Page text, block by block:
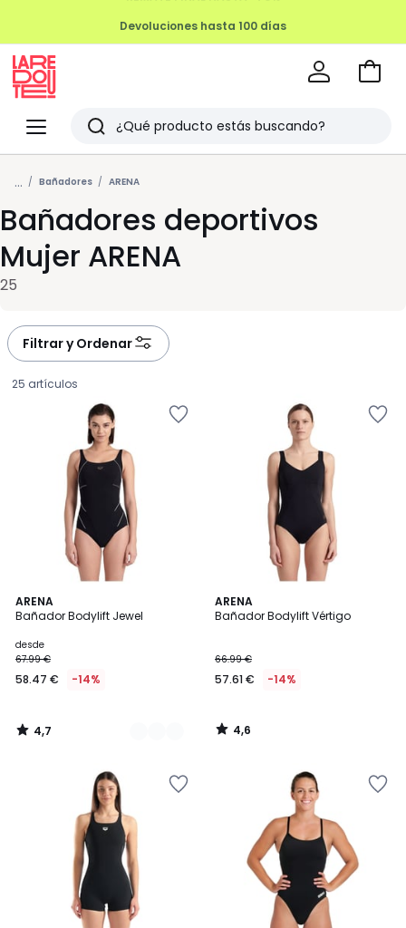
Devoluciones hasta 100 días
Menu
Redoute
Buscar
Últimos
artículos
vistos
Ir
... Bañadores ARENA
Bañadores deportivos
Mujer ARENA
25
Filtrar y Ordenar
25 artículos
ARENA
Bañador Bodylift Jewel
Precio
a
partir
58.47
€
descuento
desde
67.99 €
58.47 € -14%
4,7
/ 5
2
Colores
4,7
/
ARENA
Bañador Bodylift Vértigo
66.99 €
57.61 € -14%
4,6
/ 5
4,6
/